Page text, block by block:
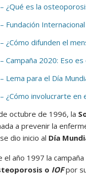
– ¿Qué es la
– Fundación
– ¿Cómo difunden el
– Campaña 2020: Eso
– Lema para el Día
– ¿Cómo involucrarte en
octubre de 1996, la
a prevenir la
dio inicio al Día
el año 1997 la
o IOFpor